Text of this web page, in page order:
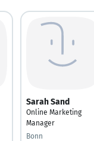
Sarah Sand
Online Marketing
Manager
Bonn